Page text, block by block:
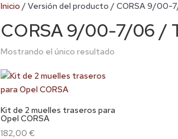
Inicio / Versión del producto / CORSA 9/00-
CORSA 9/00-7/06 /
Mostrando el único resultado
Kit de 2 muelles traseros para
Opel CORSA
182,00€